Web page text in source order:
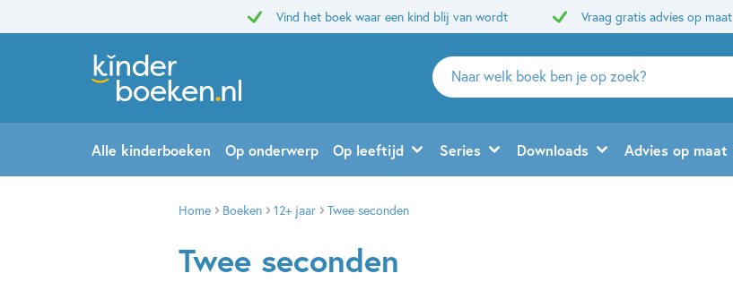
Vind het boek waar een kind blij van wordt Vraag gratis advies op maat
Zoeken
naar
en
uitgevers
Alle kinderboeken Op onderwerp Op leeftijd Series Downloads Advies op maat
Home Boeken 12+ jaar Twee seconden
Twee seconden